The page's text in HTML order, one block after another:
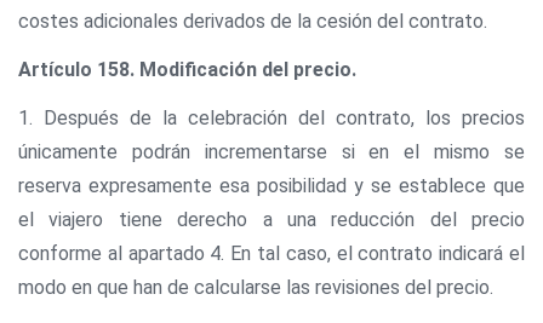
costes adicionales derivados de la cesión del contrato.
Artículo 158. Modificación del precio.
1. Después de la celebración del contrato, los precios
únicamente podrán incrementarse si en el mismo se
reserva expresamente esa posibilidad y se establece que
el viajero tiene derecho a una reducción del precio
conforme al apartado 4. En tal caso, el contrato indicará el
modo en que han de calcularse las revisiones del precio.